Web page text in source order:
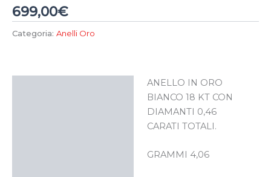
699,00€
Categoria: Anelli Oro
ANELLO IN ORO
BIANCO 18 KT CON
DIAMANTI 0,46
CARATI TOTALI.
GRAMMI 4,06